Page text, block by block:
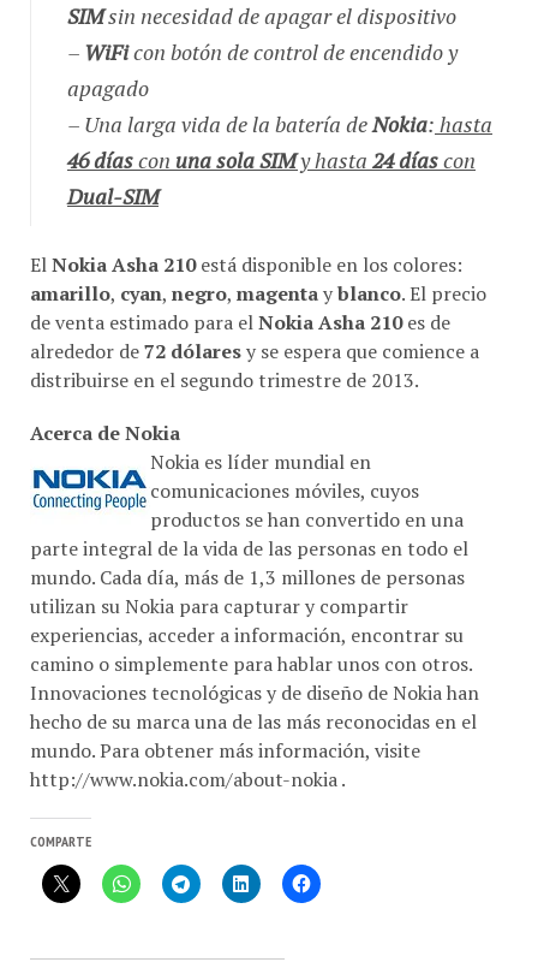
SIMsin necesidad de apagar el dispositivo
– WiFicon botón de control de encendido y
apagado
– Una larga vida de la batería deNokia: hasta
46 díascon una sola SIMy hasta 24 díascon
Dual-SIM
ElNokia Asha 210está disponible en los colores:
amarillo, cyan, negro, magentayblanco. El precio
de venta estimado para elNokia Asha 210es de
alrededor de72 dólaresy se espera que comience a
distribuirse en el segundo trimestre de 2013.
Acerca de Nokia
Nokia es líder mundial en
comunicaciones móviles, cuyos
productos se han convertido en una
parte integral de la vida de las personas en todo el
mundo. Cada día, más de 1,3 millones de personas
utilizan su Nokia para capturar y compartir
experiencias, acceder a información, encontrar su
camino o simplemente para hablar unos con otros.
Innovaciones tecnológicas y de diseño de Nokia han
hecho de su marca una de las más reconocidas en el
mundo. Para obtener más información, visite
http://www.nokia.com/about-nokia .
COMPARTE